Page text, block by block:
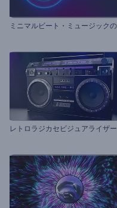
レトロラジカセビジュアライザー